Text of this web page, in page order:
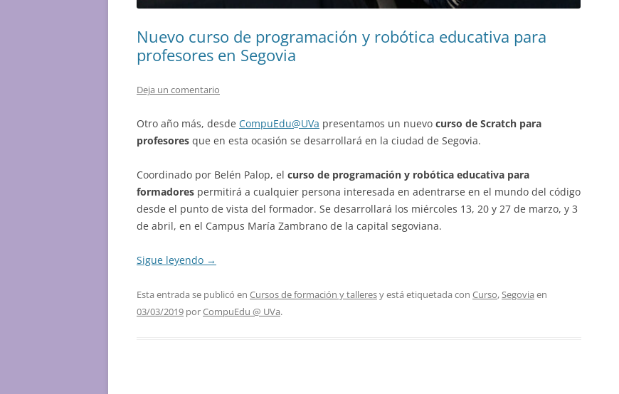
Nuevo curso de programación y robótica educativa para
profesores en Segovia
Deja un comentario
Otro año más, desde CompuEdu@UVa presentamos un nuevo curso de Scratch para
profesores que en esta ocasión se desarrollará en la ciudad de Segovia.
Coordinado por Belén Palop, el curso de programación y robótica educativa para
formadores permitirá a cualquier persona interesada en adentrarse en el mundo del código
desde el punto de vista del formador. Se desarrollará los miércoles 13, 20 y 27 de marzo, y 3
de abril, en el Campus María Zambrano de la capital segoviana.
Sigue leyendo →
Esta entrada se publicó en Cursos de formación y talleresy está etiquetada con Curso,Segovia en
03/03/2019 porCompuEdu @ UVa.